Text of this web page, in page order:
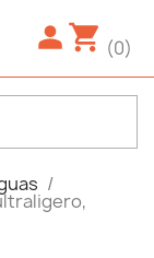
(0)